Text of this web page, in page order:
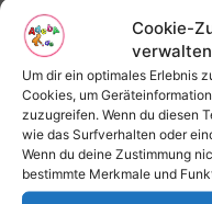
Cookie-
verwalten
Um dir ein optimales Erlebnis
Cookies, um
zuzugreifen. Wenn du diesen
wie das Surfverhalten oder
Wenn du deine Zustimmung
bestimmte Merkmale und
Impfen – ein
Hauptredaktion_Adeba - 28.